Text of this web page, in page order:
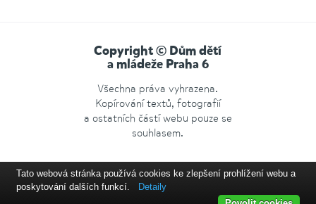
Copyright © Dům dětí
a mládeže Praha 6
Všechna práva vyhrazena.
Kopírování textů, fotografií
a ostatních částí webu pouze se
souhlasem.
Tato webová stránka používá cookies ke zlepšení prohlížení webu a
poskytování dalších funkcí.
Detaily